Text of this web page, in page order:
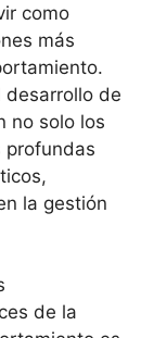
como
más
desarrollo de
no solo los
profundas
la gestión
de la